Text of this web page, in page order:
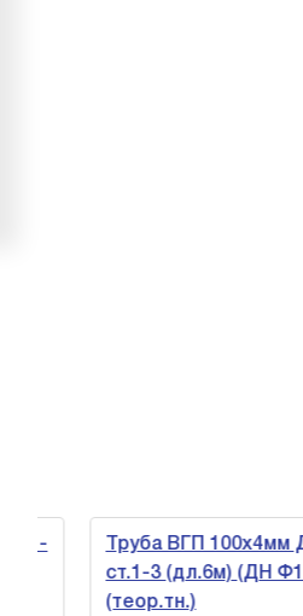
Труба ВГП 100х4мм ДУ
ст.1-3 (дл.6м) (ДН
(теор.тн.)